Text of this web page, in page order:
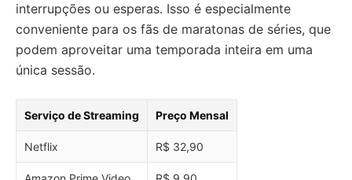
interrupções ou esperas. Isso é especialmente
conveniente para os fãs de maratonas de séries, que
podem aproveitar uma temporada inteira em uma
única sessão.
Serviço de Streaming Preço Mensal
Netflix R$ 32,90